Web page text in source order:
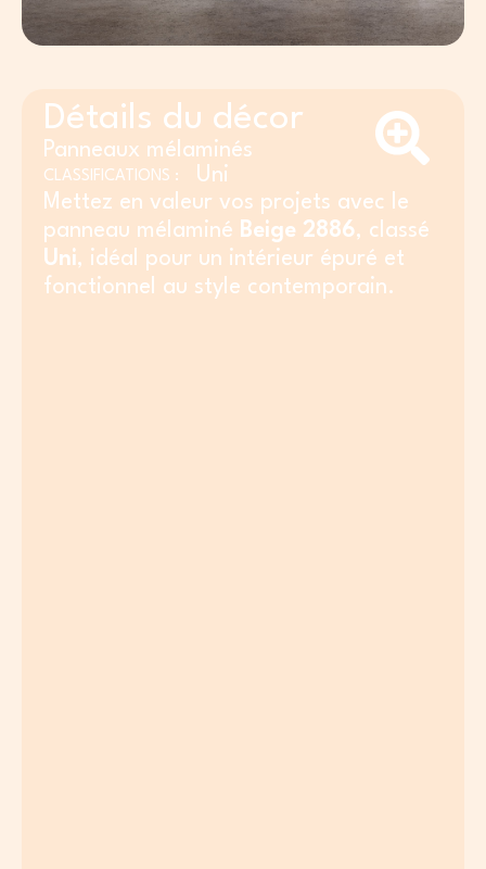
Détails du décor
Panneaux mélaminés
CLASSIFICATIONS :
Uni
Mettez en valeur vos projets avec le
panneau mélaminé Beige 2886, classé
Uni, idéal pour un intérieur épuré et
fonctionnel au style contemporain.